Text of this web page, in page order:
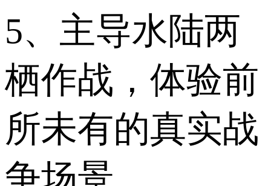
5、主导水陆两
栖作战，体验前
所未有的真实战